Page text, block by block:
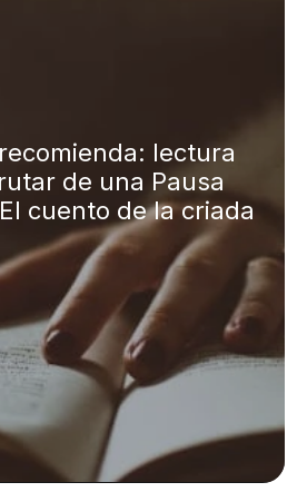
lectura
de una Pausa
cuento de la criada